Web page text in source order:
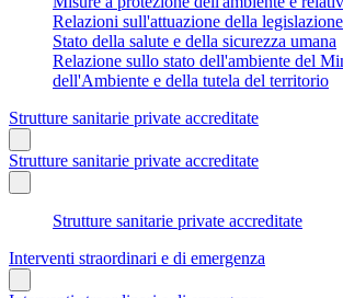
Relazioni sull'attuazione della legislazione
Stato della salute e della sicurezza umana
Relazione sullo stato dell'ambiente del
dell'Ambiente e della tutela del territorio
Strutture sanitarie private accreditate
Strutture sanitarie private accreditate
Strutture sanitarie private accreditate
Interventi straordinari e di emergenza